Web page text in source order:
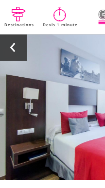
Destinations Devis 1 minute